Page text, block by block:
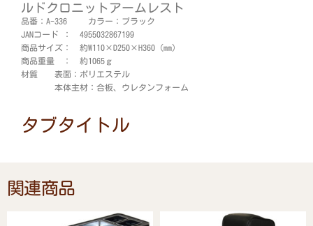
ルドクロニットアームレスト
品番：A-336 カラー：ブラック
JANコード ： 4955032867199
商品サイズ： 約W110×D250×H360 (mm)
商品重量 ： 約1065ｇ
材質 表面：ポリエステル
本体主材：合板、ウレタンフォーム
タブタイトル
関連商品